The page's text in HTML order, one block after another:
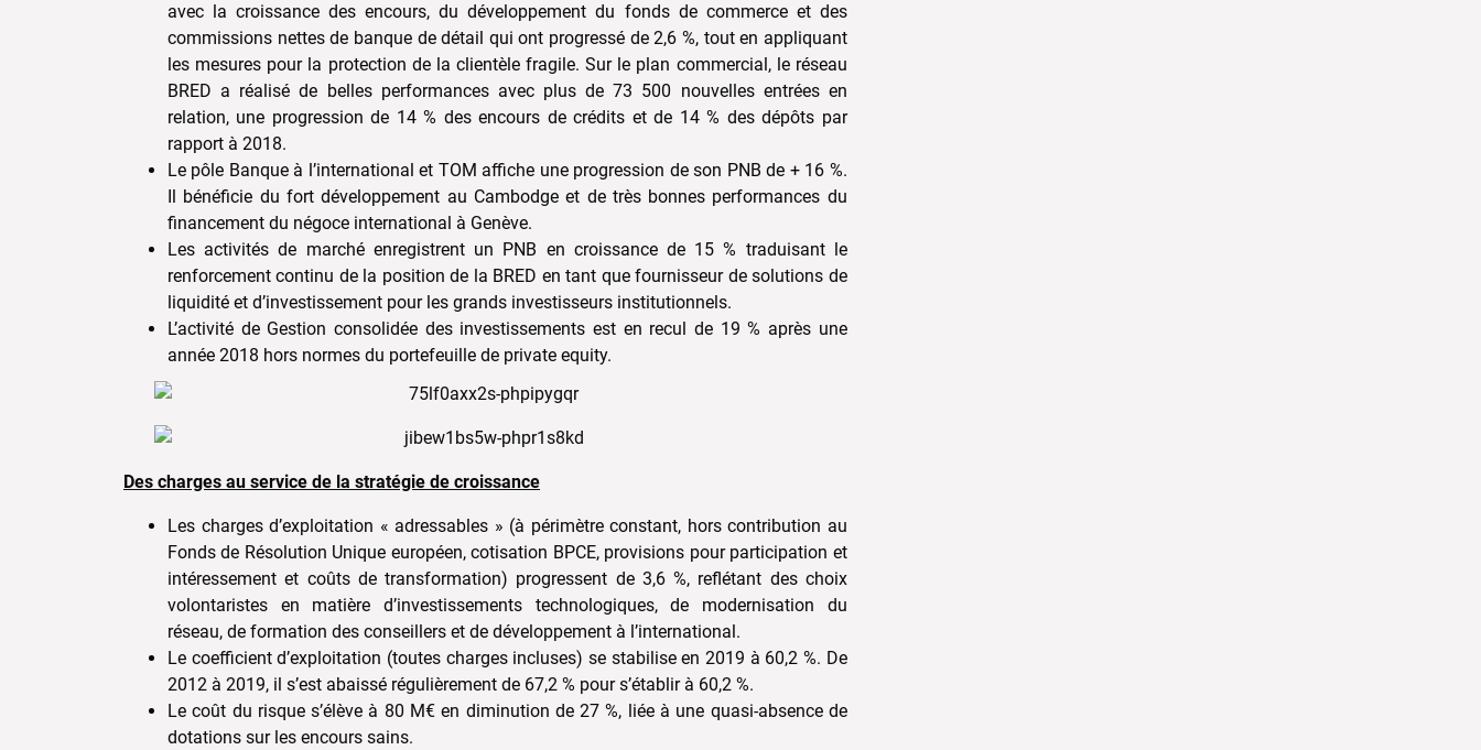
avec la croissance des encours, du développement du fonds de commerce et des
commissions nettes de banque de détail qui ont progressé de 2,6 %, tout en appliquant
les mesures pour la protection de la clientèle fragile. Sur le plan commercial, le réseau
BRED a réalisé de belles performances avec plus de 73 500 nouvelles entrées en
relation, une progression de 14 % des encours de crédits et de 14 % des dépôts par
rapport à 2018.
Le pôle Banque à l’international et TOM affiche une progression de son PNB de + 16 %.
Il bénéficie du fort développement au Cambodge et de très bonnes performances du
financement du négoce international à Genève.
Les activités de marché enregistrent un PNB en croissance de 15 % traduisant le
renforcement continu de la position de la BRED en tant que fournisseur de solutions de
liquidité et d’investissement pour les grands investisseurs institutionnels.
L’activité de Gestion consolidée des investissements est en recul de 19 % après une
année 2018 hors normes du portefeuille de private equity.
Des charges au service de la stratégie de croissance
Les charges d’exploitation « adressables » (à périmètre constant, hors contribution au
Fonds de Résolution Unique européen, cotisation BPCE, provisions pour participation et
intéressement et coûts de transformation) progressent de 3,6 %, reflétant des choix
volontaristes en matière d’investissements technologiques, de modernisation du
réseau, de formation des conseillers et de développement à l’international.
Le coefficient d’exploitation (toutes charges incluses) se stabilise en 2019 à 60,2 %. De
2012 à 2019, il s’est abaissé régulièrement de 67,2 % pour s’établir à 60,2 %.
Le coût du risque s’élève à 80 M€ en diminution de 27 %, liée à une quasi-absence de
dotations sur les encours sains.